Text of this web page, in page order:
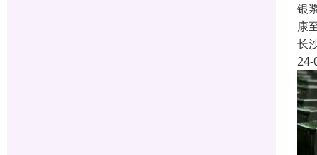
银
康
长
24-